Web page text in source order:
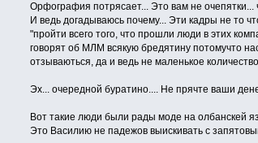
Орфография потрясает... Это вам не очепятки...
И ведь догадываюсь почему... Эти кадры не то
"пройти всего того, что прошли люди в этих
говорят об МЛМ всякую бредятину потомучто
отзываються, да и ведь не маленькое
Эх... очередной буратино.... Не прячте ваши
Вот такие люди были рады моде на олбанскей
Это Василию не падежов выискивать с